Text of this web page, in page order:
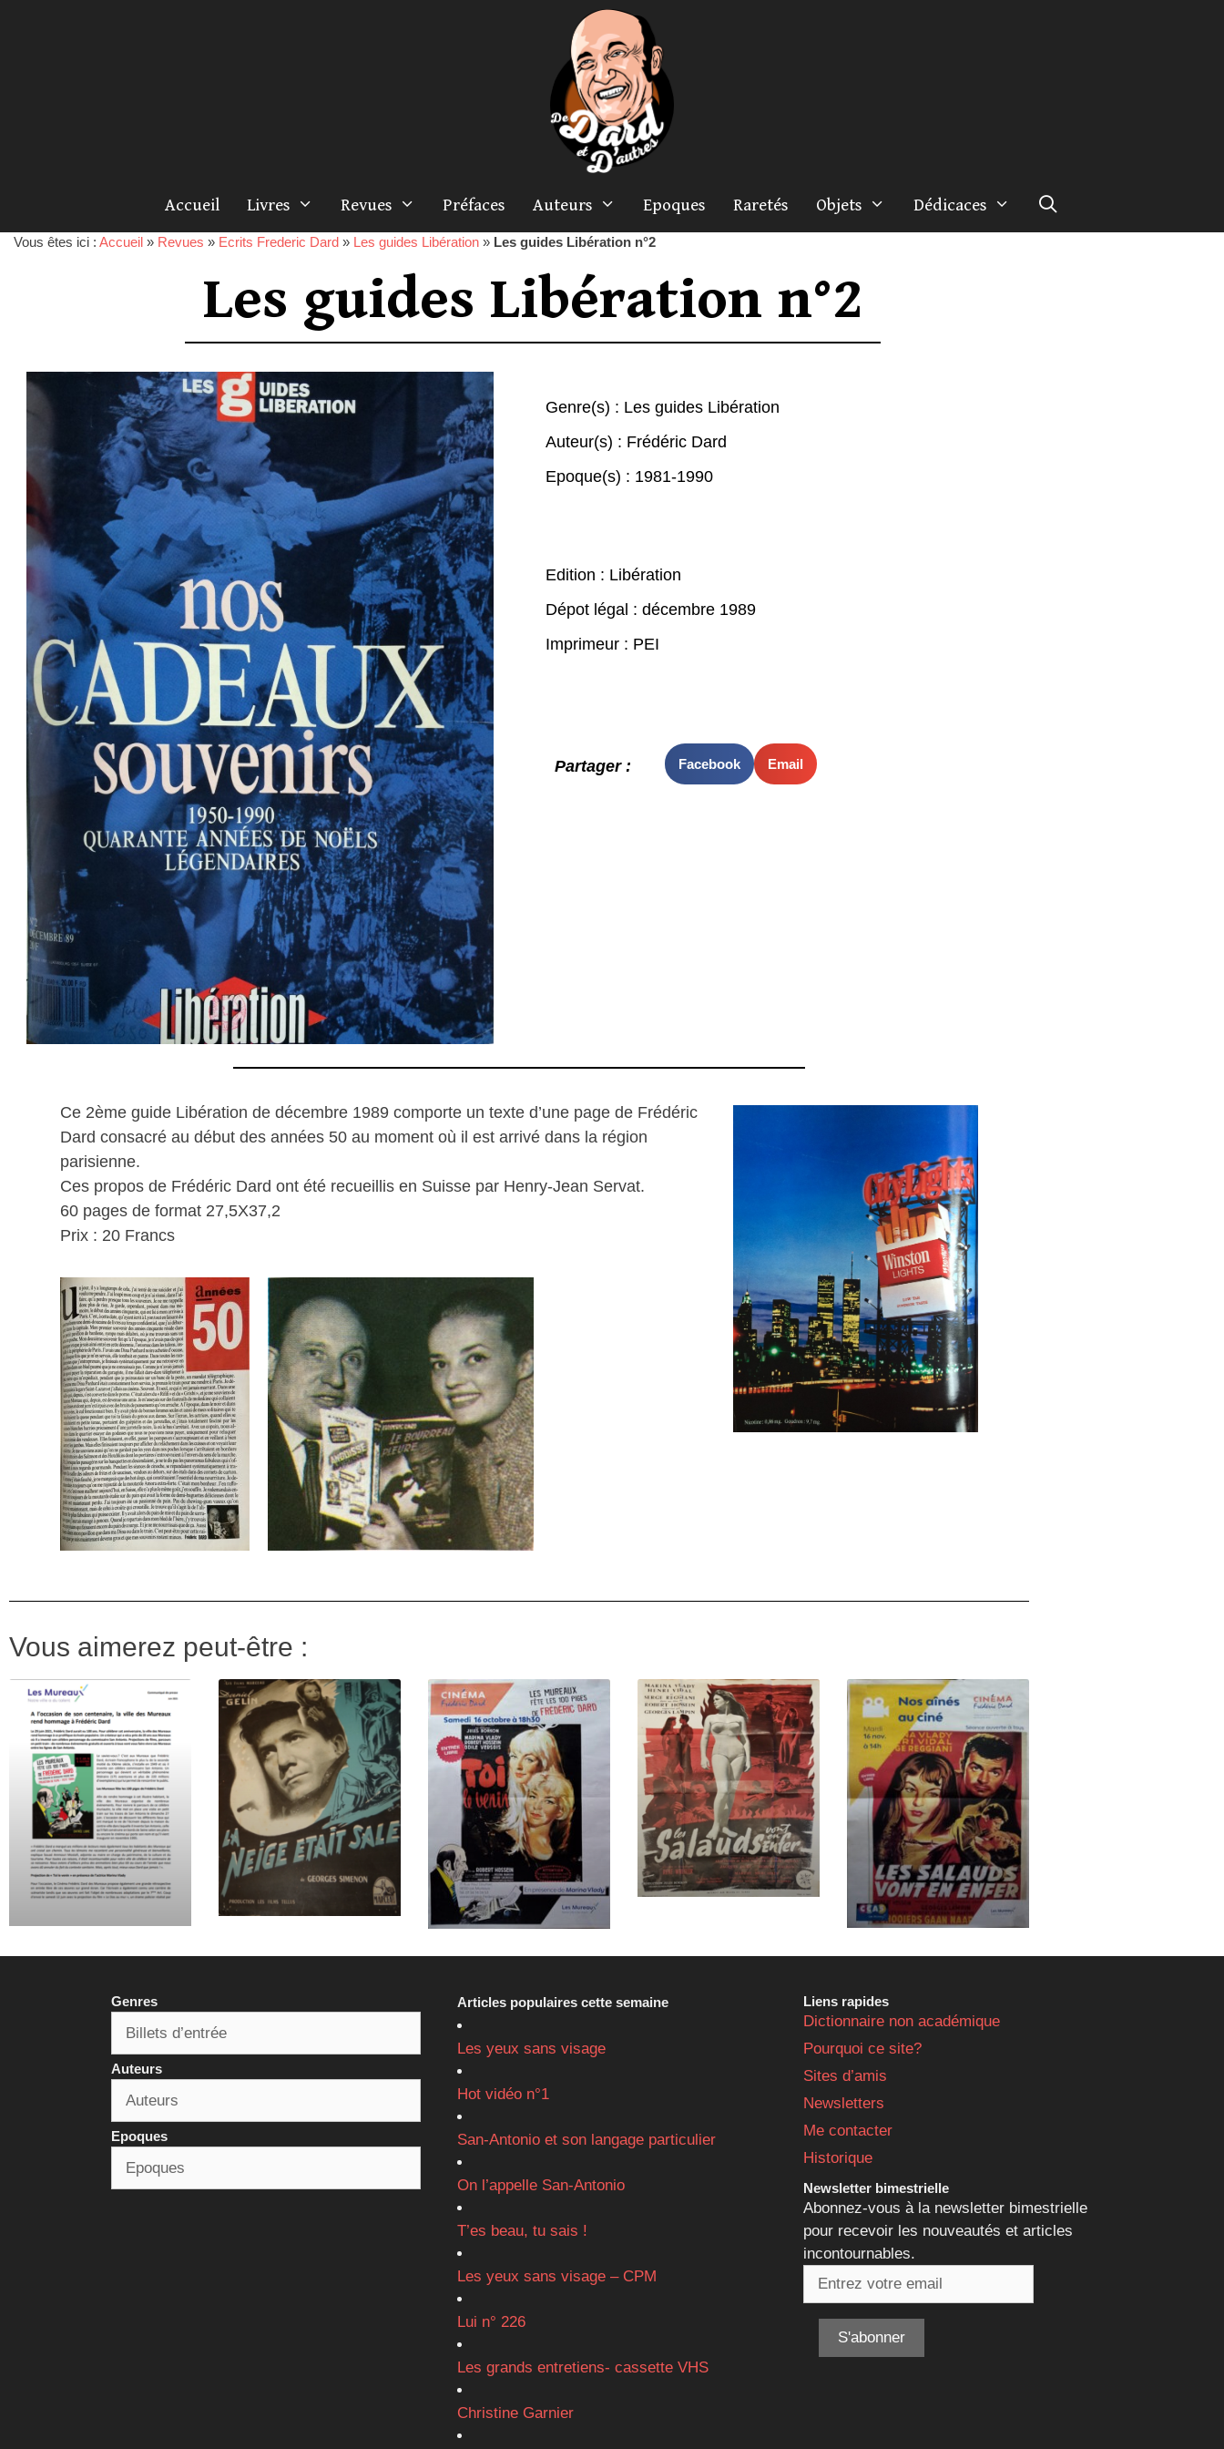
Accueil Livres Revues Préfaces Auteurs Epoques Raretés Objets Dédicaces
Vous êtes ici : Accueil » Revues » Ecrits Frederic Dard » Les guides Libération » Les guides Libération n°2
Les guides Libération n°2
Genre(s) : Les guides Libération
Auteur(s) : Frédéric Dard
Epoque(s) : 1981-1990
Edition : Libération
Dépot légal : décembre 1989
Imprimeur : PEI
Partager : Facebook Email
Ce 2ème guide Libération de décembre 1989 comporte un texte d’une page de Frédéric
Dard consacré au début des années 50 au moment où il est arrivé dans la région
parisienne.
Ces propos de Frédéric Dard ont été recueillis en Suisse par Henry-Jean Servat.
60 pages de format 27,5X37,2
Prix : 20 Francs
Vous aimerez peut-être :
Genres
Auteurs
Epoques
Articles populaires cette semaine
Les yeux sans visage
Hot vidéo n°1
San-Antonio et son langage particulier
On l’appelle San-Antonio
T’es beau, tu sais !
Les yeux sans visage – CPM
Lui n° 226
Les grands entretiens- cassette VHS
Christine Garnier
Liens rapides
Dictionnaire non académique
Pourquoi ce site?
Sites d’amis
Newsletters
Me contacter
Historique
Newsletter bimestrielle
Abonnez-vous à la newsletter bimestrielle
pour recevoir les nouveautés et articles
incontournables.